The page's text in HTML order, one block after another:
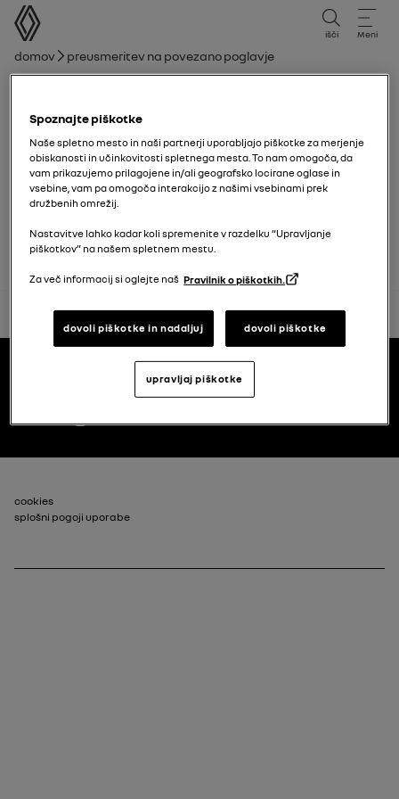
uporabniški priročnik
išči Meni
Drobtina
Domov Preusmeritev na povezano poglavje
Varnost otroka: izklop, vklop varnostne
blazine sovoznika
Odlagalna mesta potniškega prostora,
nazaj na vrh
Noga
uporabniški priročniki
Renault.si
Footer_2
cookies
splošni pogoji uporabe
Spoznajte piškotke
Naše spletno mesto in naši partnerji uporabljajo piškotke za merjenje
obiskanosti in učinkovitosti spletnega mesta. To nam omogoča, da
vam prikazujemo prilagojene in/ali geografsko locirane oglase in
vsebine, vam pa omogoča interakcijo z našimi vsebinami prek
družbenih omrežij.
Nastavitve lahko kadar koli spremenite v razdelku “Upravljanje
piškotkov” na našem spletnem mestu.
Za več informacij si oglejte naš Pravilnik o piškotkih.
dovoli piškotke in nadaljuj dovoli piškotke
upravljaj piškotke